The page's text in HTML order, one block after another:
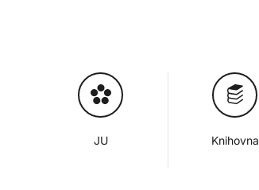
JU Knihovna